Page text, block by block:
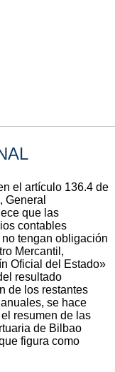
el artículo 136.4 de
General
que las
contables
tengan obligación
Mercantil,
Oficial del Estado»
resultado
de los restantes
se hace
resumen de las
de Bilbao
figura como